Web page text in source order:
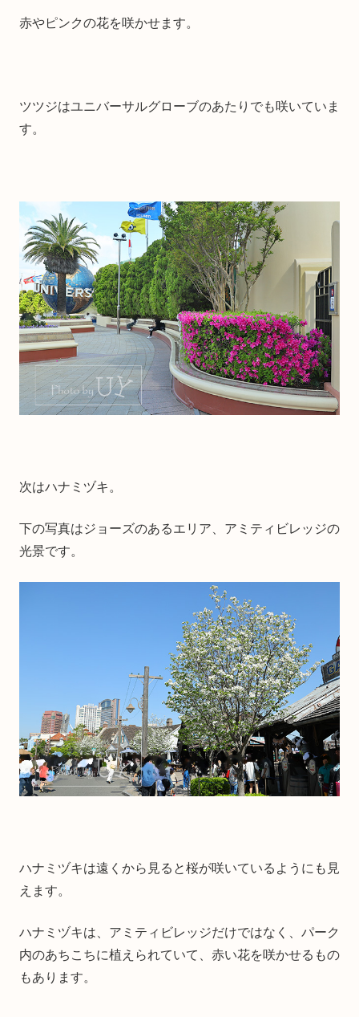
赤やピンクの花を咲かせます。
ツツジはユニバーサルグローブのあたりでも咲いていま
す。
次はハナミヅキ。
下の写真はジョーズのあるエリア、アミティビレッジの
光景です。
ハナミヅキは遠くから見ると桜が咲いているようにも見
えます。
ハナミヅキは、アミティビレッジだけではなく、パーク
内のあちこちに植えられていて、赤い花を咲かせるもの
もあります。